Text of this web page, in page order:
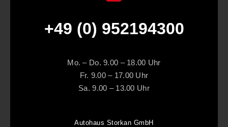
+49 (0) 952194300
Mo. – Do. 9.00 – 18.00 Uhr
Fr. 9.00 – 17.00 Uhr
Sa. 9.00 – 13.00 Uhr
Autohaus Storkan GmbH